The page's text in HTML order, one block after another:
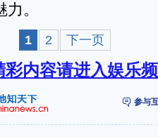
。
1 2 下一页
彩内容请进入娱乐
参与